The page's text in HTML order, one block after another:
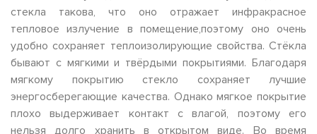
стекла такова, что оно отражает инфракрасное
тепловое излучение в помещение,поэтому оно очень
удобно сохраняет теплоизолирующие свойства. Стёкла
бывают с мягкими и твёрдыми покрытиями. Благодаря
мягкому покрытию стекло сохраняет лучшие
энергосберегающие качества. Однако мягкое покрытие
плохо выдерживает контакт с влагой, поэтому его
нельзя долго хранить в открытом виде. Во время